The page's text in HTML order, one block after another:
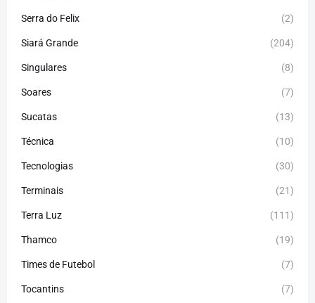
Serra do Felix (2)
Siará Grande (204)
Singulares (8)
Soares (7)
Sucatas (13)
Técnica (10)
Tecnologias (30)
Terminais (21)
Terra Luz (111)
Thamco (19)
Times de Futebol (7)
Tocantins (7)